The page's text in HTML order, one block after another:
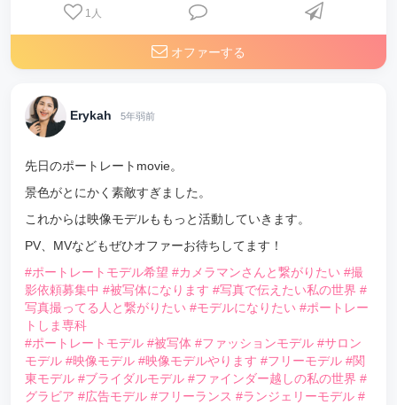
1 人
オファーする
Erykah 5年弱前
先日のポートレートmovie。
景色がとにかく素敵すぎました。
これからは映像モデルももっと活動していきます。
PV、MVなどもぜひオファーお待ちしてます！
#ポートレートモデル希望 #カメラマンさんと繋がりたい #撮
影依頼募集中 #被写体になります #写真で伝えたい私の世界 #
写真撮ってる人と繋がりたい #モデルになりたい #ポートレー
トしま専科
#ポートレートモデル #被写体 #ファッションモデル #サロン
モデル #映像モデル #映像モデルやります #フリーモデル #関
東モデル #ブライダルモデル #ファインダー越しの私の世界 #
グラビア #広告モデル #フリーランス #ランジェリーモデル #